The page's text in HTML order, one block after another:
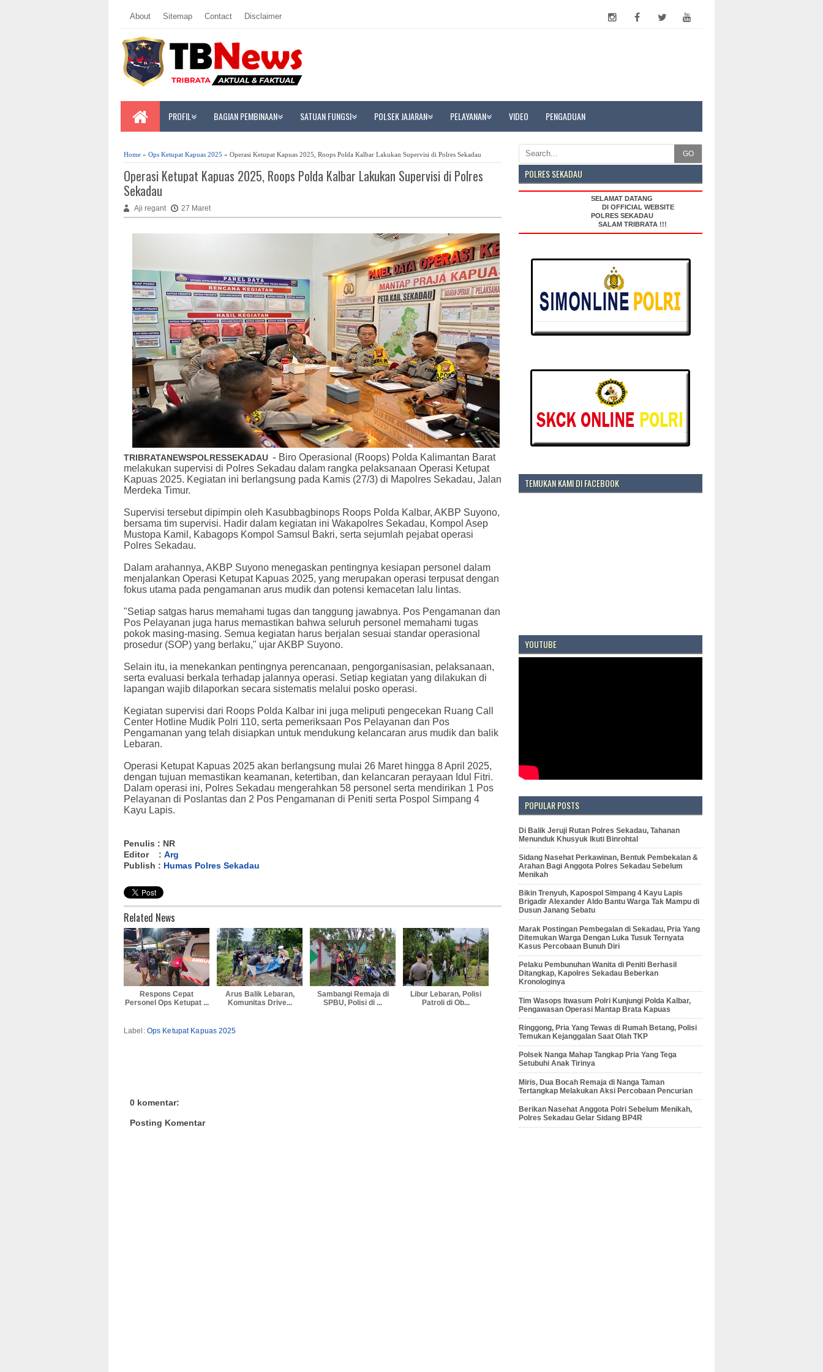
About Sitemap Contact Disclaimer
PROFIL BAGIAN PEMBINAAN SATUAN FUNGSI POLSEK JAJARAN PELAYANAN VIDEO PENGADUAN
Home » Ops Ketupat Kapuas 2025 » Operasi Ketupat Kapuas 2025, Roops Polda Kalbar Lakukan Supervisi di Polres Sekadau
Operasi Ketupat Kapuas 2025, Roops Polda Kalbar Lakukan Supervisi di Polres
Sekadau
Aji regant 27 Maret
TRIBRATANEWSPOLRESSEKADAU - Biro Operasional (Roops) Polda Kalimantan Barat
melakukan supervisi di Polres Sekadau dalam rangka pelaksanaan Operasi Ketupat
Kapuas 2025. Kegiatan ini berlangsung pada Kamis (27/3) di Mapolres Sekadau, Jalan
Merdeka Timur.
Supervisi tersebut dipimpin oleh Kasubbagbinops Roops Polda Kalbar, AKBP Suyono,
bersama tim supervisi. Hadir dalam kegiatan ini Wakapolres Sekadau, Kompol Asep
Mustopa Kamil, Kabagops Kompol Samsul Bakri, serta sejumlah pejabat operasi
Polres Sekadau.
Dalam arahannya, AKBP Suyono menegaskan pentingnya kesiapan personel dalam
menjalankan Operasi Ketupat Kapuas 2025, yang merupakan operasi terpusat dengan
fokus utama pada pengamanan arus mudik dan potensi kemacetan lalu lintas.
"Setiap satgas harus memahami tugas dan tanggung jawabnya. Pos Pengamanan dan
Pos Pelayanan juga harus memastikan bahwa seluruh personel memahami tugas
pokok masing-masing. Semua kegiatan harus berjalan sesuai standar operasional
prosedur (SOP) yang berlaku," ujar AKBP Suyono.
Selain itu, ia menekankan pentingnya perencanaan, pengorganisasian, pelaksanaan,
serta evaluasi berkala terhadap jalannya operasi. Setiap kegiatan yang dilakukan di
lapangan wajib dilaporkan secara sistematis melalui posko operasi.
Kegiatan supervisi dari Roops Polda Kalbar ini juga meliputi pengecekan Ruang Call
Center Hotline Mudik Polri 110, serta pemeriksaan Pos Pelayanan dan Pos
Pengamanan yang telah disiapkan untuk mendukung kelancaran arus mudik dan balik
Lebaran.
Operasi Ketupat Kapuas 2025 akan berlangsung mulai 26 Maret hingga 8 April 2025,
dengan tujuan memastikan keamanan, ketertiban, dan kelancaran perayaan Idul Fitri.
Dalam operasi ini, Polres Sekadau mengerahkan 58 personel serta mendirikan 1 Pos
Pelayanan di Poslantas dan 2 Pos Pengamanan di Peniti serta Pospol Simpang 4
Kayu Lapis.
Penulis : NR
Editor : Arg
Publish : Humas Polres Sekadau
Related News
Respons Cepat
Personel Ops Ketupat ...
Arus Balik Lebaran,
Komunitas Drive...
Sambangi Remaja di
SPBU, Polisi di ...
Libur Lebaran, Polisi
Patroli di Ob...
Label: Ops Ketupat Kapuas 2025
0 komentar:
Posting Komentar
GO
POLRES SEKADAU
SELAMAT DATANG
DI OFFICIAL WEBSITE
POLRES SEKADAU
SALAM TRIBRATA !!!
TEMUKAN KAMI DI FACEBOOK
YOUTUBE
POPULAR POSTS
Di Balik Jeruji Rutan Polres Sekadau, Tahanan
Menunduk Khusyuk Ikuti Binrohtal
Sidang Nasehat Perkawinan, Bentuk Pembekalan &
Arahan Bagi Anggota Polres Sekadau Sebelum
Menikah
Bikin Trenyuh, Kapospol Simpang 4 Kayu Lapis
Brigadir Alexander Aldo Bantu Warga Tak Mampu di
Dusun Janang Sebatu
Marak Postingan Pembegalan di Sekadau, Pria Yang
Ditemukan Warga Dengan Luka Tusuk Ternyata
Kasus Percobaan Bunuh Diri
Pelaku Pembunuhan Wanita di Peniti Berhasil
Ditangkap, Kapolres Sekadau Beberkan
Kronologinya
Tim Wasops Itwasum Polri Kunjungi Polda Kalbar,
Pengawasan Operasi Mantap Brata Kapuas
Ringgong, Pria Yang Tewas di Rumah Betang, Polisi
Temukan Kejanggalan Saat Olah TKP
Polsek Nanga Mahap Tangkap Pria Yang Tega
Setubuhi Anak Tirinya
Miris, Dua Bocah Remaja di Nanga Taman
Tertangkap Melakukan Aksi Percobaan Pencurian
Berikan Nasehat Anggota Polri Sebelum Menikah,
Polres Sekadau Gelar Sidang BP4R